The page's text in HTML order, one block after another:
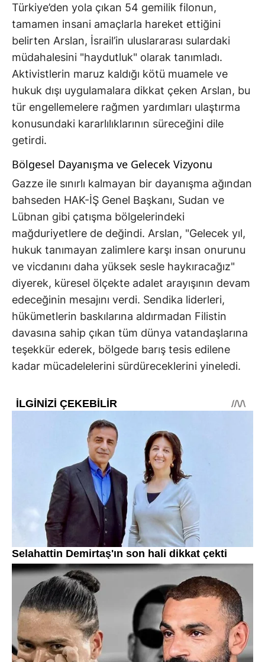
Türkiye’den yola çıkan 54 gemilik filonun,
tamamen insani amaçlarla hareket ettiğini
belirten Arslan, İsrail’in uluslararası sulardaki
müdahalesini "haydutluk" olarak tanımladı.
Aktivistlerin maruz kaldığı kötü muamele ve
hukuk dışı uygulamalara dikkat çeken Arslan, bu
tür engellemelere rağmen yardımları ulaştırma
konusundaki kararlılıklarının süreceğini dile
getirdi.
Bölgesel Dayanışma ve Gelecek Vizyonu
Gazze ile sınırlı kalmayan bir dayanışma ağından
bahseden HAK-İŞ Genel Başkanı, Sudan ve
Lübnan gibi çatışma bölgelerindeki
mağduriyetlere de değindi. Arslan, "Gelecek yıl,
hukuk tanımayan zalimlere karşı insan onurunu
ve vicdanını daha yüksek sesle haykıracağız"
diyerek, küresel ölçekte adalet arayışının devam
edeceğinin mesajını verdi. Sendika liderleri,
hükümetlerin baskılarına aldırmadan Filistin
davasına sahip çıkan tüm dünya vatandaşlarına
teşekkür ederek, bölgede barış tesis edilene
kadar mücadelelerini sürdüreceklerini yineledi.